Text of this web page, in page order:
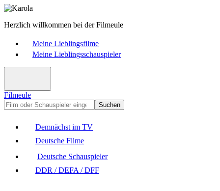
Herzlich willkommen bei der Filmeule
Meine Lieblingsfilme
Meine Lieblingsschauspieler
Filmeule
Suchen
Demnächst im TV
Deutsche Filme
Deutsche Schauspieler
DDR / DEFA / DFF